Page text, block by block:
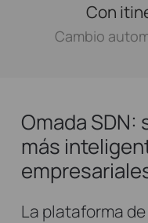
Con
Cambio
Omada SDN:
más
La plataforma